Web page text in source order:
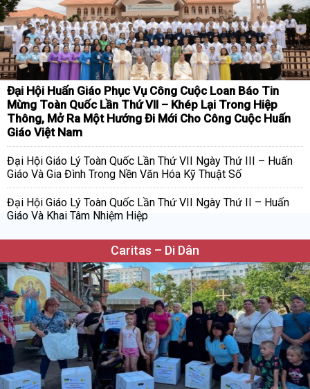
Đại Hội Huấn Giáo Phục Vụ Công Cuộc Loan Báo Tin
Mừng Toàn Quốc Lần Thứ VII – Khép Lại Trong Hiệp
Thông, Mở Ra Một Hướng Đi Mới Cho Công Cuộc Huấn
Giáo Việt Nam
Đại Hội Giáo Lý Toàn Quốc Lần Thứ VII Ngày Thứ III – Huấn
Giáo Và Gia Đình Trong Nền Văn Hóa Kỹ Thuật Số
Đại Hội Giáo Lý Toàn Quốc Lần Thứ VII Ngày Thứ II – Huấn
Giáo Và Khai Tâm Nhiệm Hiệp
Caritas – Di Dân